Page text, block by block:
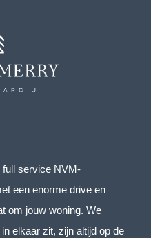
full service NVM-
een enorme drive en
om jouw woning. We
elkaar zit, zijn altijd op de